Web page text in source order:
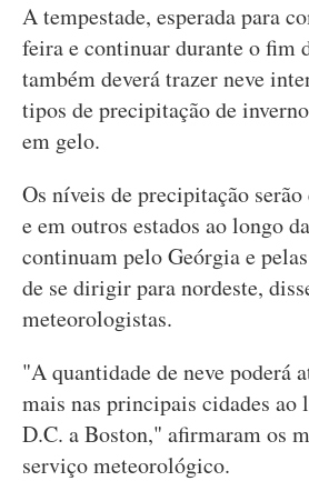
A tempestade, esperada para
feira e continuar durante o fim
também deverá trazer neve
tipos de precipitação de
em gelo.
Os níveis de precipitação serão
e em outros estados ao longo
continuam pelo Geórgia e
de se dirigir para nordeste,
meteorologistas.
"A quantidade de neve poderá
mais nas principais cidades ao
D.C. a Boston," afirmaram os
serviço meteorológico.